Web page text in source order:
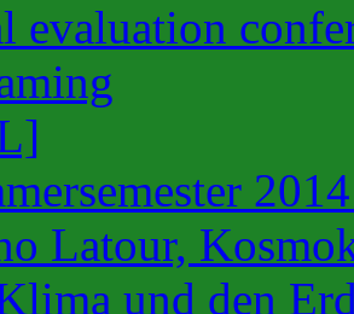
evaluation
Latour,
und den